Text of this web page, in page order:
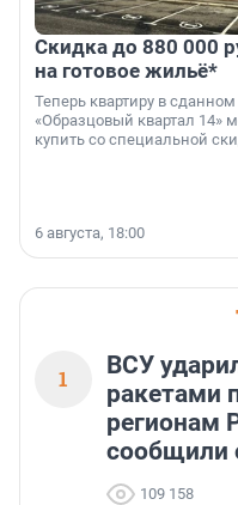
Скидка до 880 000
на готовое жильё*
Теперь квартиру в
«Образцовый квартал 14»
купить со специальной
6 августа, 18:00
1
ВСУ
ракетами
регионам
сообщили
109 158